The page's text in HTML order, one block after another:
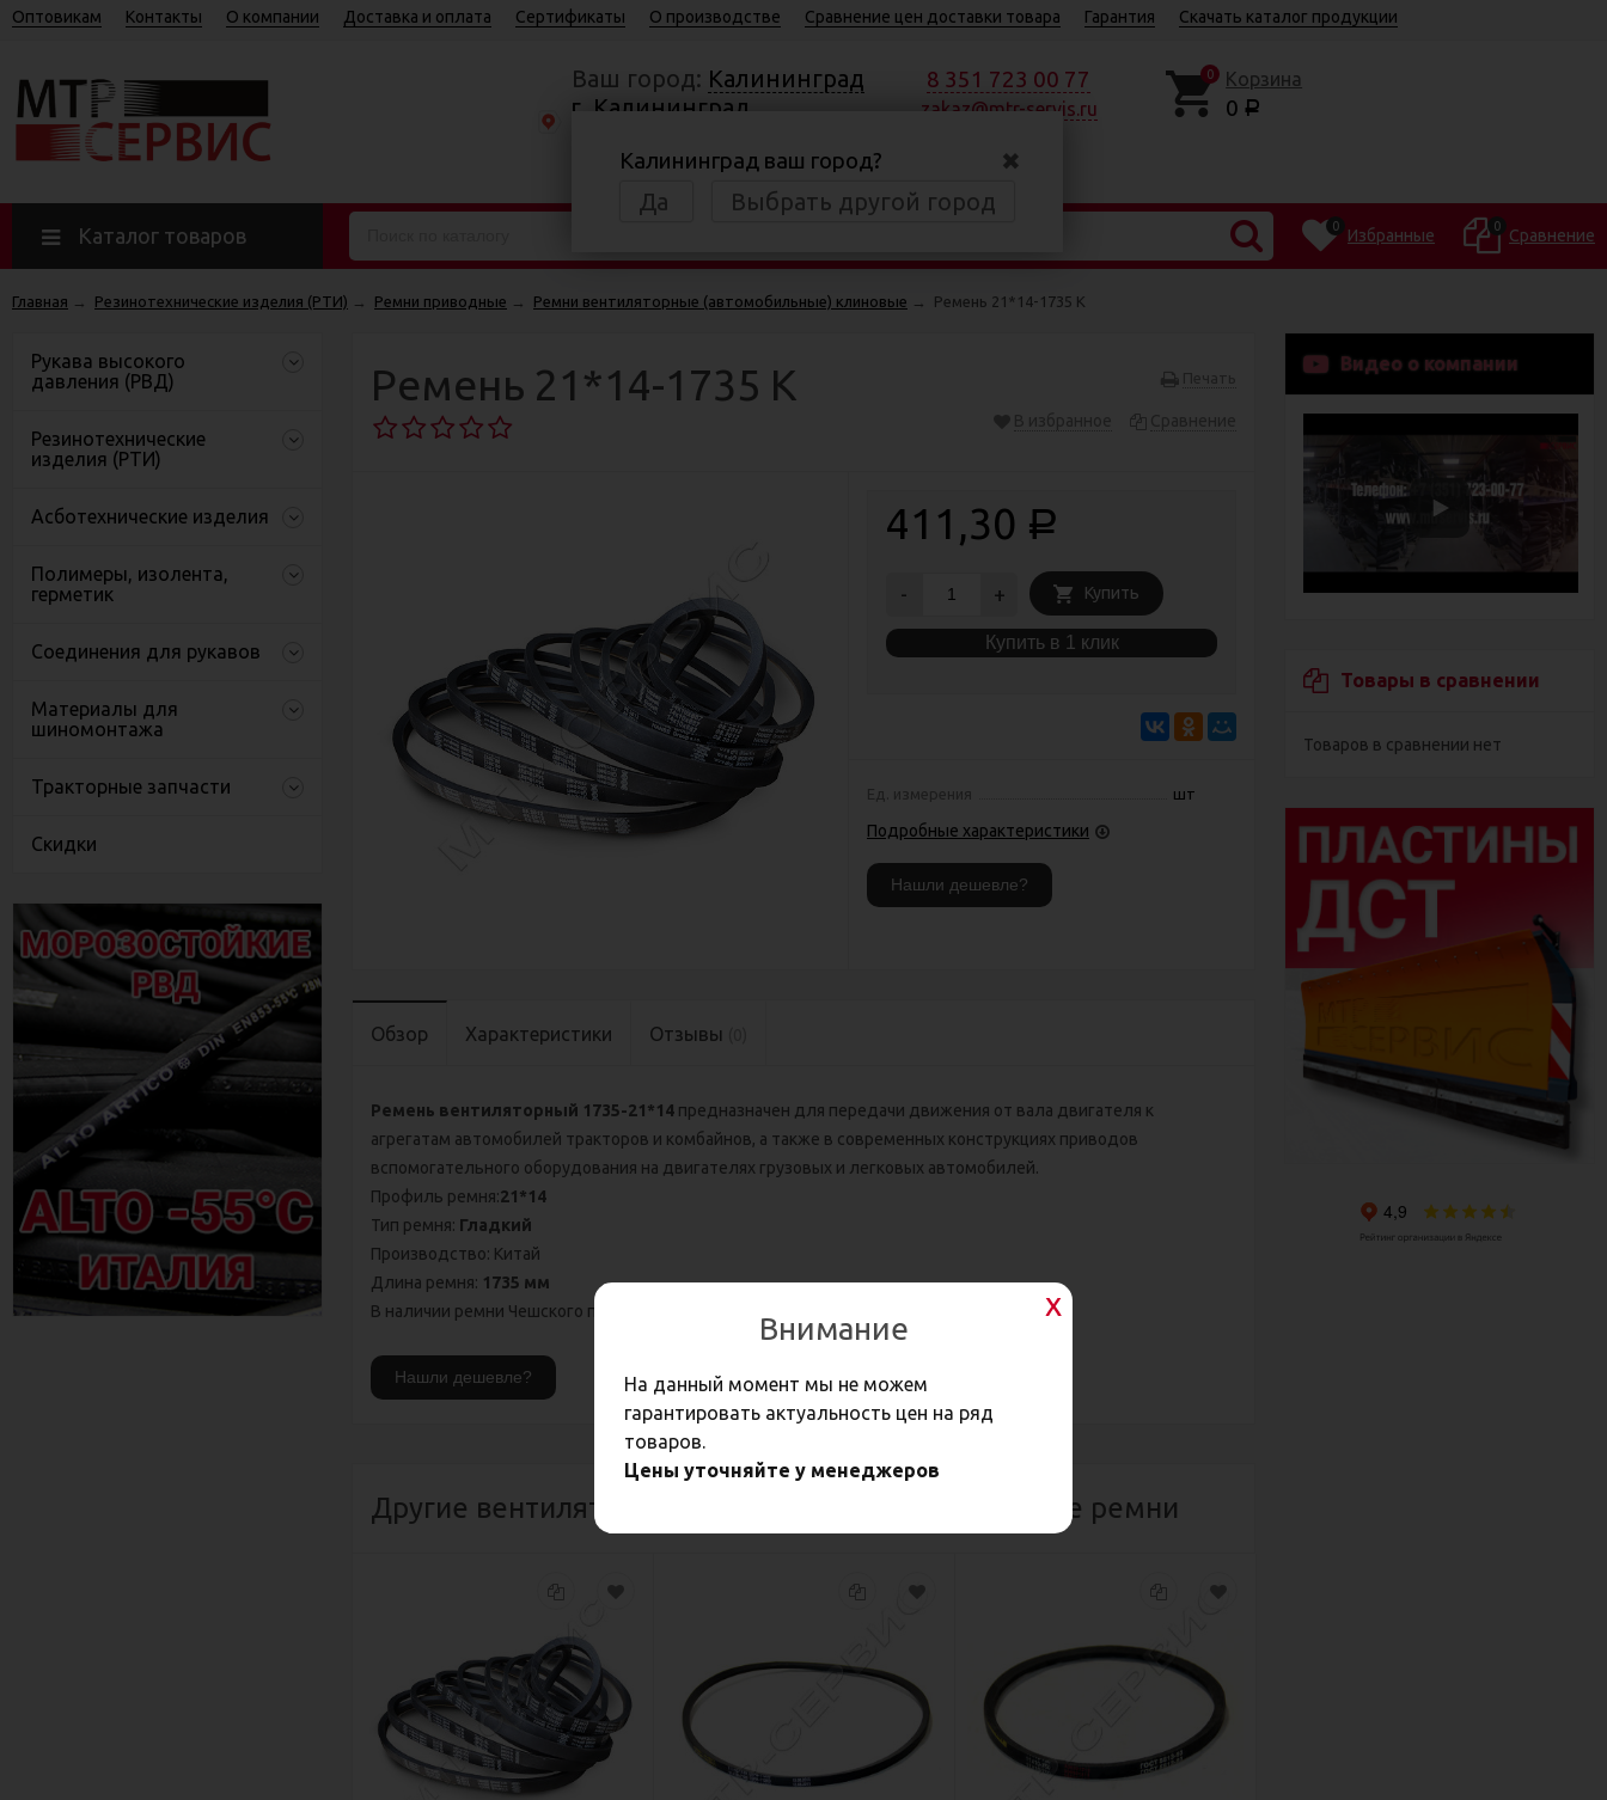
Оптовикам Контакты О компании Доставка и оплата Сертификаты О производстве Сравнение цен доставки товара Гарантия Скачать каталог продукции
Ваш город: Калининград
✖
Калининград ваш город?
Да Выбрать другой город
г. Калининград,
Пн—Пт 8:30—17:00
8 351 723 00 77
zakaz@mtr-servis.ru
0 Корзина
0 Р
Каталог товаров 0 Избранные 0 Сравнение
Главная → Резинотехнические изделия (РТИ) → Ремни приводные → Ремни вентиляторные (автомобильные) клиновые → Ремень 21*14-1735 К
Видео о компании
Товары в сравнении
Товаров в сравнении нет
Рукава высокого
давления (РВД)
Резинотехнические
изделия (РТИ)
Асботехнические изделия
Полимеры, изолента,
герметик
Соединения для рукавов
Материалы для
шиномонтажа
Тракторные запчасти
Скидки
Ремень 21*14-1735 К
411,30 Р
- + Купить
Купить в 1 клик
Ед. измерения шт
Подробные характеристики
Обзор Характеристики Отзывы
Ремень вентиляторный 1735-21*14 предназначен для передачи движения от вала двигателя к
агрегатам автомобилей тракторов и комбайнов, а также в современных конструкциях приводов
вспомогательного оборудования на двигателях грузовых и легковых автомобилей.
Профиль ремня:21*14
Тип ремня: Гладкий
Производство: Китай
Длина ремня: 1735 мм
В наличии ремни Чешского производства AVX HANSE (Globelt).
Другие вентиляторные (автомобильные) клиновые ремни
Внимание
На данный момент мы не можем
гарантировать актуальность цен на ряд
товаров.
Цены уточняйте у менеджеров